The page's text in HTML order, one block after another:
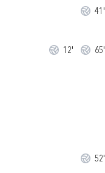
41'
12' 65'
52'